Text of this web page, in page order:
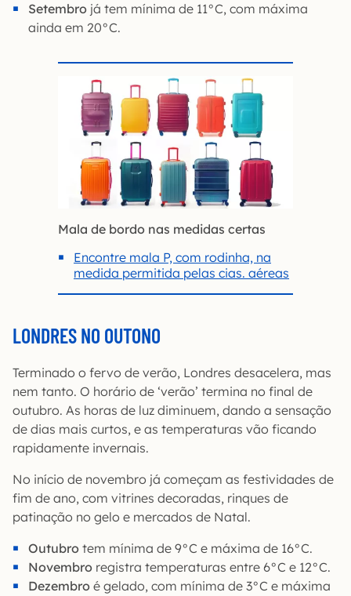
Setembro já tem mínima de 11°C, com máxima
ainda em 20°C.
Mala de bordo nas medidas certas
Encontre mala P, com rodinha, na
medida permitida pelas cias. aéreas
LONDRES NO OUTONO
Terminado o fervo de verão, Londres desacelera, mas
nem tanto. O horário de ‘verão’ termina no final de
outubro. As horas de luz diminuem, dando a sensação
de dias mais curtos, e as temperaturas vão ficando
rapidamente invernais.
No início de novembro já começam as festividades de
fim de ano, com vitrines decoradas, rinques de
patinação no gelo e mercados de Natal.
Outubro tem mínima de 9°C e máxima de 16°C.
Novembro registra temperaturas entre 6°C e 12°C.
Dezembro é gelado, com mínima de 3°C e máxima